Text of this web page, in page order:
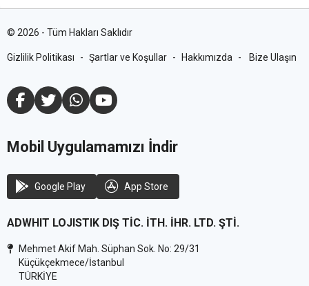
© 2026 - Tüm Hakları Saklıdır
Gizlilik Politikası - Şartlar ve Koşullar - Hakkımızda - Bize Ulaşın
Mobil Uygulamamızı İndir
Google Play App Store
ADWHIT LOJISTIK DIŞ TİC. İTH. İHR. LTD. ŞTİ.
Mehmet Akif Mah. Süphan Sok. No: 29/31
Küçükçekmece/İstanbul
TÜRKİYE